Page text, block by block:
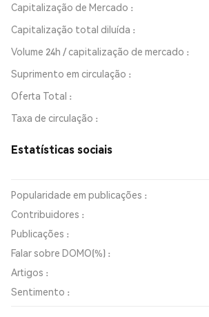
Capitalização de Mercado
Capitalização total diluída
Volume 24h / capitalização de mercado
Suprimento em circulação
Oferta Total
Taxa de circulação
Estatísticas sociais
Popularidade em publicações :
Contribuidores :
Publicações :
Falar sobre DOMO(%) :
Artigos :
Sentimento :